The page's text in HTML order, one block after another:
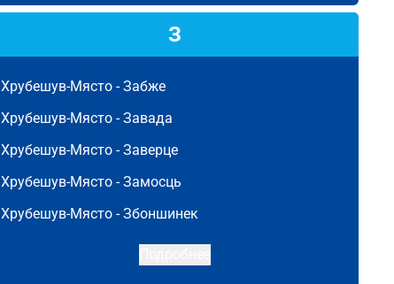
З
Хрубешув-Място -Забже
Хрубешув-Място -Завада
Хрубешув-Място -Заверце
Хрубешув-Място -Замосць
Хрубешув-Място -Збоншинек